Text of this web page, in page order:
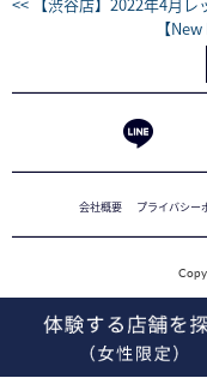
【
会社概要 プライバシー